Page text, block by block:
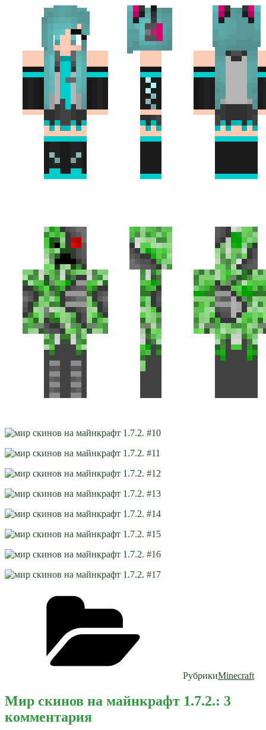
РубрикиMinecraft
Мир скинов на майнкрафт 1.7.2.: 3
комментария